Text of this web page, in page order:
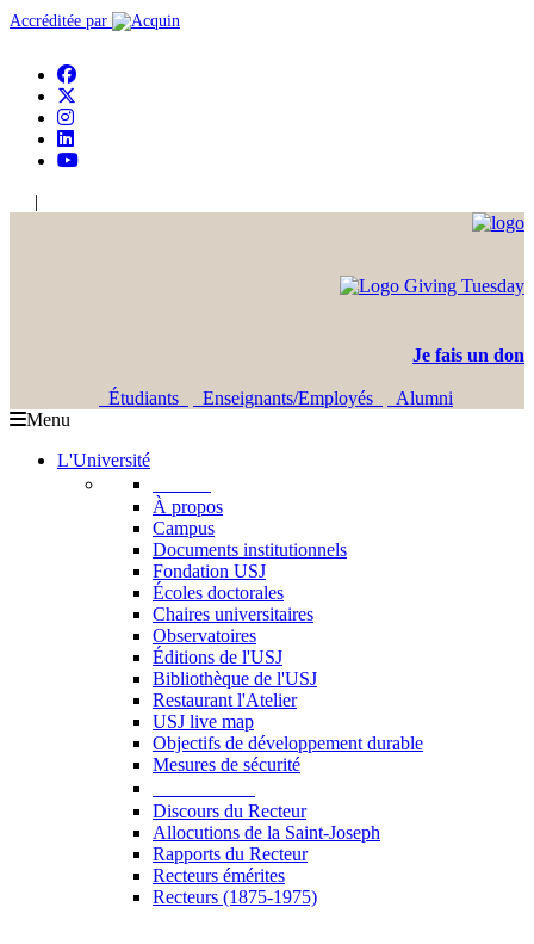
Accréditée par
|
Je fais un don
Étudiants Enseignants/Employés
Alumni
Menu
L'Université
À propos
Campus
Documents institutionnels
Fondation USJ
Écoles doctorales
Chaires universitaires
Observatoires
Éditions de l'USJ
Bibliothèque de l'USJ
Restaurant l'Atelier
USJ live map
Objectifs de développement durable
Mesures de sécurité
Discours du Recteur
Allocutions de la Saint-Joseph
Rapports du Recteur
Recteurs émérites
Recteurs (1875-1975)